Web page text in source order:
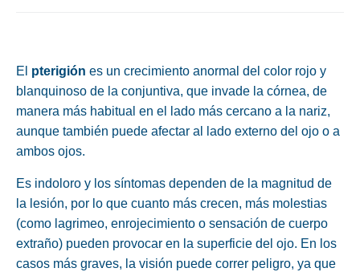
El pterigión es un crecimiento anormal del color rojo y
blanquinoso de la conjuntiva, que invade la córnea, de
manera más habitual en el lado más cercano a la nariz,
aunque también puede afectar al lado externo del ojo o a
ambos ojos.
Es indoloro y los síntomas dependen de la magnitud de
la lesión, por lo que cuanto más crecen, más molestias
(como lagrimeo, enrojecimiento o sensación de cuerpo
extraño) pueden provocar en la superficie del ojo. En los
casos más graves, la visión puede correr peligro, ya que